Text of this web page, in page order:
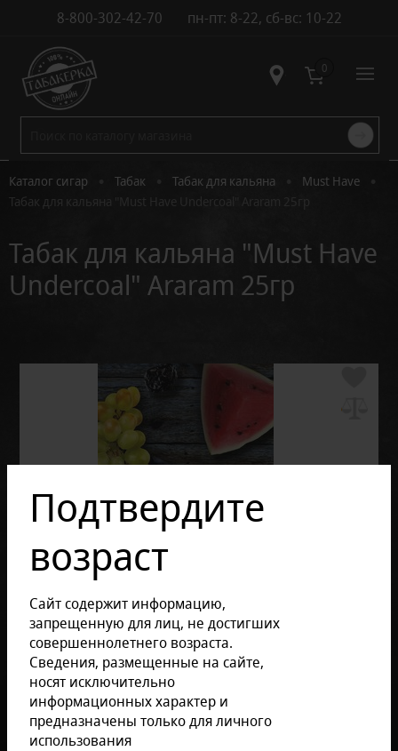
8-800-302-42-70 пн-пт: 8-22, сб-вс: 10-22
Контакты 0
Каталог сигар Табак Табак для кальяна Must Have
Табак для кальяна "Must Have Undercoal" Araram 25гр
Табак для кальяна "Must Have
Undercoal" Araram 25гр
Подтвердите
возраст
Сайт содержит информацию,
запрещенную для лиц, не достигших
совершеннолетнего возраста.
Сведения, размещенные на сайте,
носят исключительно
информационных характер и
предназначены только для личного
использования